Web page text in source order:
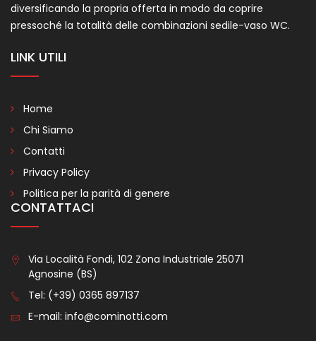
diversificando la propria offerta in modo da coprire
pressoché la totalità delle combinazioni sedile-vaso WC.
LINK UTILI
Home
Chi Siamo
Contatti
Privacy Policy
Politica per la parità di genere
CONTATTACI
Via Località Fondi, 102 Zona Industriale 25071
Agnosine (BS)
Tel: (+39) 0365 897137
E-mail: info@cominotti.com